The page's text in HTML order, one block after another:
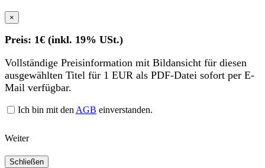
×
Preis: 1€ (inkl. 19% USt.)
Vollständige Preisinformation mit Bildansicht für diesen
ausgewählten Titel für 1 EUR als PDF-Datei sofort per E-
Mail verfügbar.
Ich bin mit den AGB einverstanden.
Weiter
Schließen